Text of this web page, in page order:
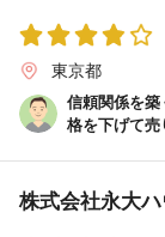
東京都
信頼関係を
格を下げて
株式会社永大